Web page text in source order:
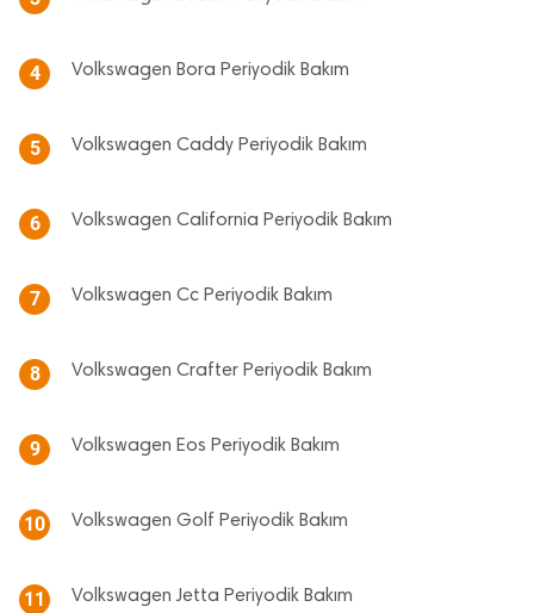
4 Volkswagen Bora Periyodik Bakım
5 Volkswagen Caddy Periyodik Bakım
6 Volkswagen California Periyodik Bakım
7 Volkswagen Cc Periyodik Bakım
8 Volkswagen Crafter Periyodik Bakım
9 Volkswagen Eos Periyodik Bakım
10 Volkswagen Golf Periyodik Bakım
11 Volkswagen Jetta Periyodik Bakım